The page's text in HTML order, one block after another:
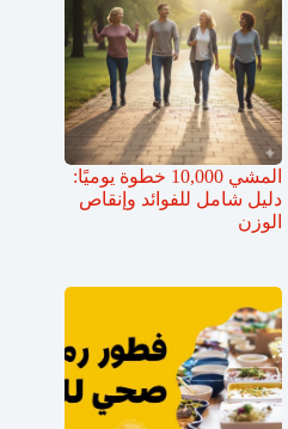
المشي 10,000 خطوة يوميًا:
دليل شامل للفوائد وإنقاص
الوزن